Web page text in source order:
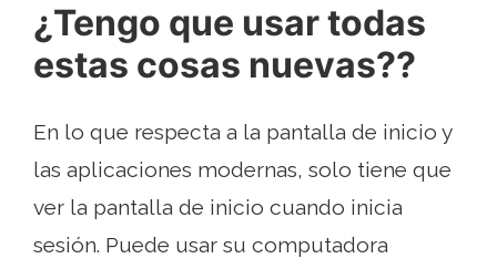
¿Tengo que usar todas
estas cosas nuevas??
En lo que respecta a la pantalla de inicio y
las aplicaciones modernas, solo tiene que
ver la pantalla de inicio cuando inicia
sesión. Puede usar su computadora